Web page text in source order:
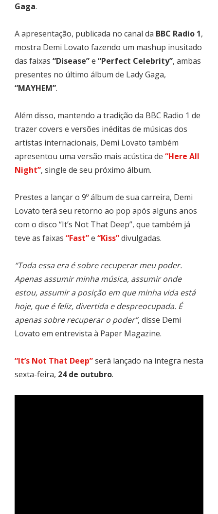
Gaga.
A apresentação, publicada no canal da BBC Radio 1,
mostra Demi Lovato fazendo um mashup inusitado
das faixas “Disease”e “Perfect Celebrity”, ambas
presentes no último álbum de Lady Gaga,
“MAYHEM”.
Além disso, mantendo a tradição da BBC Radio 1 de
trazer covers e versões inéditas de músicas dos
artistas internacionais, Demi Lovato também
apresentou uma versão mais acústica de “Here All
Night”, single de seu próximo álbum.
Prestes a lançar o 9º álbum de sua carreira, Demi
Lovato terá seu retorno ao pop após alguns anos
com o disco “It’s Not That Deep”, que também já
teve as faixas “Fast”e “Kiss”divulgadas.
“Toda essa era é sobre recuperar meu poder.
Apenas assumir minha música, assumir onde
estou, assumir a posição em que minha vida está
hoje, que é feliz, divertida e despreocupada. É
apenas sobre recuperar o poder”, disse Demi
Lovato em entrevista à Paper Magazine.
“It’s Not That Deep”será lançado na íntegra nesta
sexta-feira, 24 de outubro.